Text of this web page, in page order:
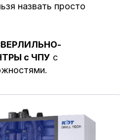
назвать просто
с ЧПУ с